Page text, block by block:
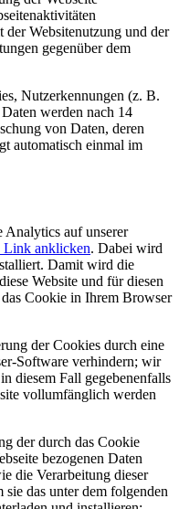
der Websitenutzung und der
gegenüber dem
Nutzerkennungen (z. B.
werden nach 14
von Daten, deren
automatisch einmal im
Analytics auf unserer
Link anklicken. Dabei wird
Damit wird die
Website und für diesen
Cookie in Ihrem Browser
der Cookies durch eine
Software verhindern; wir
diesem Fall gegebenenfalls
vollumfänglich werden
der durch das Cookie
bezogenen Daten
die Verarbeitung dieser
das unter dem folgenden